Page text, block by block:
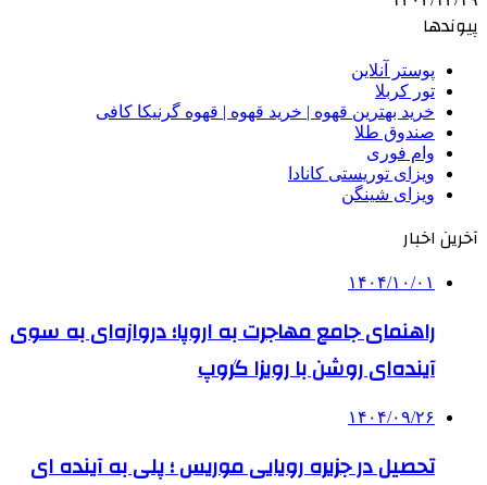
پیوندها
پوستر آنلاین
تور کربلا
خرید بهترین قهوه | خرید قهوه | قهوه گرنیکا کافی
صندوق طلا
وام فوری
ویزای توریستی کانادا
ویزای شینگن
آخرین اخبار
۱۴۰۴/۱۰/۰۱
راهنمای جامع مهاجرت به اروپا؛ دروازه‌ای به سوی
آینده‌ای روشن با رویزا گروپ
۱۴۰۴/۰۹/۲۶
تحصیل در جزیره رویایی موریس ؛ پلی به آینده ‌ای